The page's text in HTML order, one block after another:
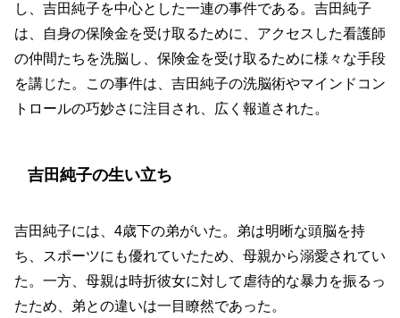
し、吉田純子を中心とした一連の事件である。吉田純子
は、自身の保険金を受け取るために、アクセスした看護師
の仲間たちを洗脳し、保険金を受け取るために様々な手段
を講じた。この事件は、吉田純子の洗脳術やマインドコン
トロールの巧妙さに注目され、広く報道された。
吉田純子の生い立ち
吉田純子には、4歳下の弟がいた。弟は明晰な頭脳を持
ち、スポーツにも優れていたため、母親から溺愛されてい
た。一方、母親は時折彼女に対して虐待的な暴力を振るっ
たため、弟との違いは一目瞭然であった。